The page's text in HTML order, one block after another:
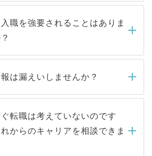
常、5営業日以内にはご連絡をせて
ますので、しばらくお待ちくださ
DOCTORで取り扱っている求人の
は、Webサイトからご覧いただ
非公開求人」です。非公開求人は
由によって、一般には公開してい
到を避けるため 人気のある医療機
てしまうと、応募が殺到する場
機関が求める条件に合った人材の
紹介会社に依頼するケースが増え
職を強要されることはありま
を強要することは一切ありませ
、仮に応募先から内定をいただい
る必要はありません。内定先へ
連絡はキャリアパートナーが行い
、ご安心ください。
は漏えいしませんか？
漏えいすることはありませんの
心ください。当サイトからの登録
集したご登録者様の個人情報は、
キャリアアップおよび転職活動の
的に使用いたします。お預かりし
転職は考えていないのです
からのキャリアを相談できま